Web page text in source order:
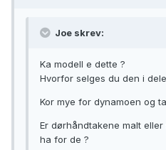
Joe skrev:
Ka modell e dette ?
Hvorfor selges du den i
Kor mye for dynamoen og
Er dørhåndtakene malt
ha for de ?